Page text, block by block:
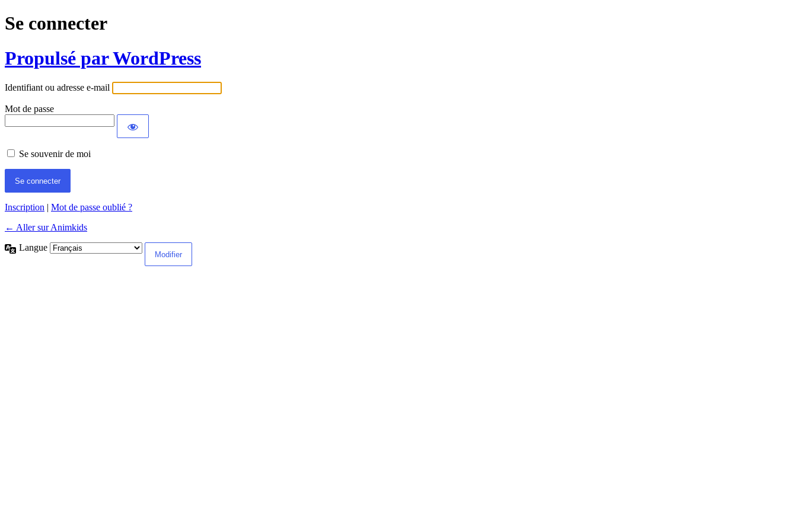
Se connecter
Propulsé par WordPress
Identifiant ou adresse e-mail
Mot de passe
Se souvenir de moi
Inscription | Mot de passe oublié ?
← Aller sur Animkids
Langue